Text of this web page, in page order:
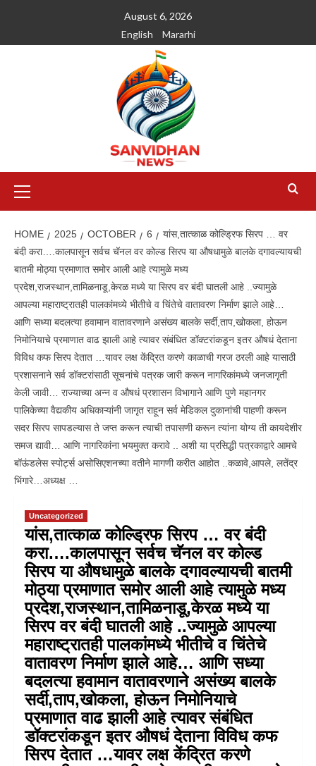
August 6, 2026
English
Mararhi
HOME 2025 OCTOBER 6
यांस,तात्काळ कोल्ड्रिफ सिरप … वर
बंदी करा….कालपासून सर्वच चॅनल वर कोल्ड सिरप या औषधामुळे बालके दगावल्यायची
बातमी मोठ्या प्रमाणात समोर आली आहे त्यामुळे मध्य
प्रदेश,राजस्थान,तामिळनाडू,केरळ मध्ये या सिरप वर बंदी घातली आहे ..ज्यामुळे
आपल्या महाराष्ट्रातही पालकांमध्ये भीतीचे व चिंतेचे वातावरण निर्माण झाले आहे…
आणि सध्या बदलत्या हवामान वातावरणाने असंख्य बालके सर्दी,ताप,खोकला, होऊन
निमोनियाचे प्रमाणात वाढ झाली आहे त्यावर संबंधित डॉक्टरांकडून इतर औषधं देताना
विविध कफ सिरप देतात …यावर लक्ष केंद्रित करणे काळाची गरज ठरली आहे यासाठी
प्रशासनाने सर्व डॉक्टरांसाठी सूचनांचे पत्रक जारी करून नागरिकांमध्ये जनजागृती
केली जावी… राज्याच्या अन्न व औषधं प्रशासन विभागाने आणि पुणे महानगर
पालिकेच्या वैद्यकीय अधिकाऱ्यांनी जागृत राहून सर्व मेडिकल दुकानांची पाहणी करून
सदर सिरप सापडल्यास ते जप्त करून त्याची तपासणी करून त्यांना योग्य ती कायदेशीर
समज द्यावी… आणि नागरिकांना भयमुक्त करावे .. अशी या प्रसिद्धी पत्रकाद्वारे आमचे
बॉऊंडलेस स्पोर्ट्स असोसिएशनच्या वतीने मागणी करीत आहोत ..कळावे,आपले, लतेंद्र
भिंगारे…अध्यक्ष …
Uncategorized
यांस,तात्काळ कोल्ड्रिफ सिरप … वर बंदी
करा….कालपासून सर्वच चॅनल वर कोल्ड
सिरप या औषधामुळे बालके दगावल्यायची बातमी
मोठ्या प्रमाणात समोर आली आहे त्यामुळे मध्य
प्रदेश,राजस्थान,तामिळनाडू,केरळ मध्ये या
सिरप वर बंदी घातली आहे ..ज्यामुळे आपल्या
महाराष्ट्रातही पालकांमध्ये भीतीचे व चिंतेचे
वातावरण निर्माण झाले आहे… आणि सध्या
बदलत्या हवामान वातावरणाने असंख्य बालके
सर्दी,ताप,खोकला, होऊन निमोनियाचे
प्रमाणात वाढ झाली आहे त्यावर संबंधित
डॉक्टरांकडून इतर औषधं देताना विविध कफ
सिरप देतात …यावर लक्ष केंद्रित करणे